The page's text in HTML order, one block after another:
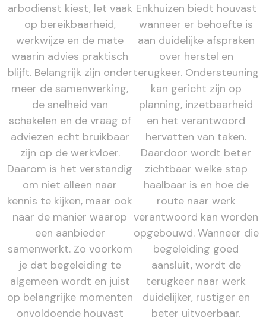
arbodienst kiest, let vaak
op bereikbaarheid,
werkwijze en de mate
waarin advies praktisch
blijft. Belangrijk zijn onder
meer de samenwerking,
de snelheid van
schakelen en de vraag of
adviezen echt bruikbaar
zijn op de werkvloer.
Daarom is het verstandig
om niet alleen naar
kennis te kijken, maar ook
naar de manier waarop
een aanbieder
samenwerkt. Zo voorkom
je dat begeleiding te
algemeen wordt en juist
op belangrijke momenten
onvoldoende houvast
Enkhuizen biedt houvast
wanneer er behoefte is
aan duidelijke afspraken
over herstel en
terugkeer. Ondersteuning
kan gericht zijn op
planning, inzetbaarheid
en het verantwoord
hervatten van taken.
Daardoor wordt beter
zichtbaar welke stap
haalbaar is en hoe de
route naar werk
verantwoord kan worden
opgebouwd. Wanneer die
begeleiding goed
aansluit, wordt de
terugkeer naar werk
duidelijker, rustiger en
beter uitvoerbaar.